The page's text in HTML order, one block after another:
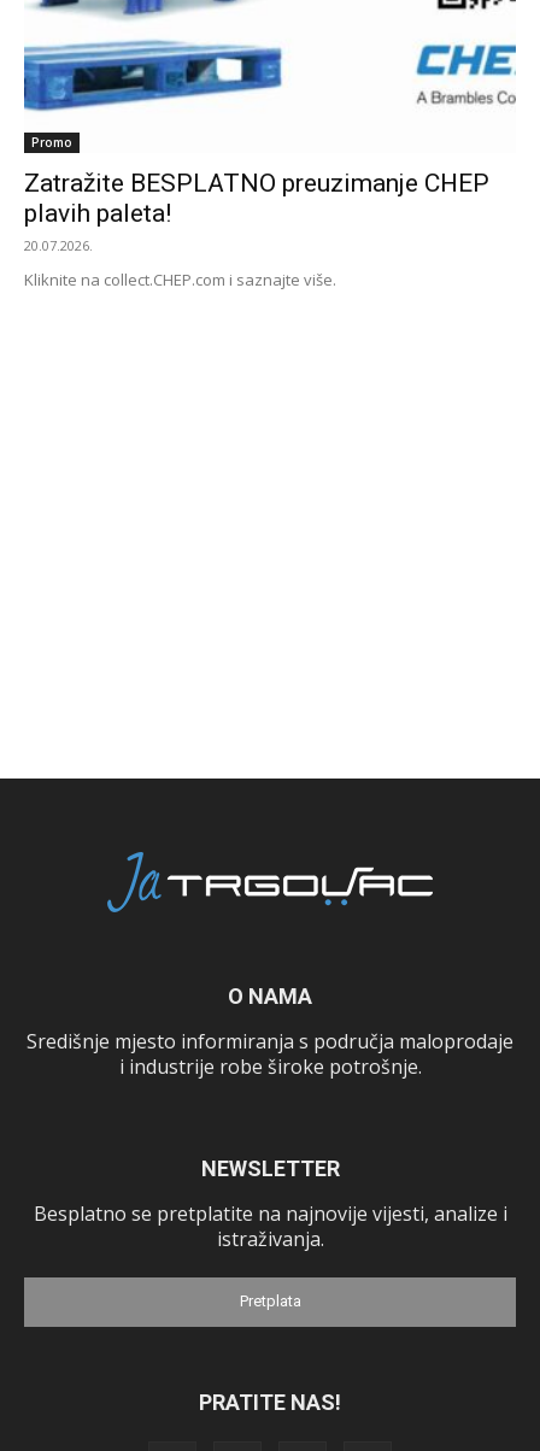
Promo
Zatražite BESPLATNO preuzimanje CHEP
plavih paleta!
20.07.2026.
Kliknite na collect.CHEP.com i saznajte više.
O NAMA
Središnje mjesto informiranja s područja maloprodaje
i industrije robe široke potrošnje.
NEWSLETTER
Besplatno se pretplatite na najnovije vijesti, analize i
istraživanja.
Pretplata
PRATITE NAS!